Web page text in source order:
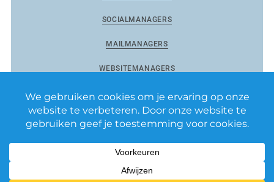
SOCIALMANAGERS
MAILMANAGERS
WEBSITEMANAGERS
Reviewmanagers by Matixs.com BV